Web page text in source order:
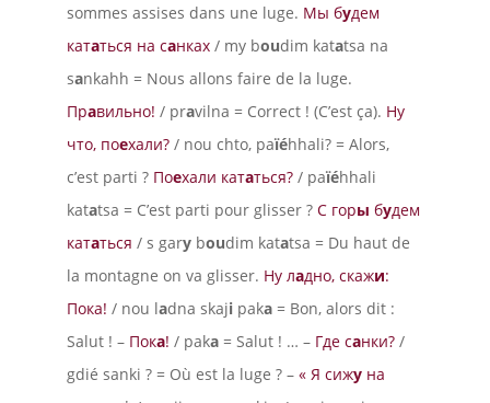
sommes assises dans une luge. Мы будем
кататься на санках/ my boudim katatsa na
sankahh = Nous allons faire de la luge.
Правильно! / pravilna = Correct ! (C’est ça). Ну
что, поехали?/ nou chto, païéhhali? = Alors,
c’est parti ? Поехали кататься?/ païéhhali
katatsa = C’est parti pour glisser ? С горы будем
кататься / s garyboudim katatsa = Du haut de
la montagne on va glisser. Ну ладно, скажи:
Пока! / nou ladna skajipaka= Bon, alors dit :
Salut ! – Пока! / paka= Salut ! … – Где санки?/
gdié sanki ? = Où est la luge ? –« Я сижуна